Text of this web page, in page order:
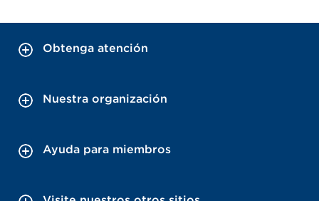
Obtenga atención
Nuestra organización
Ayuda para miembros